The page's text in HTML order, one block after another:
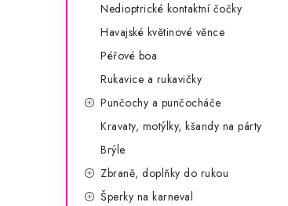
Nedioptrické kontaktní čočky
Havajské květinové věnce
Péřové boa
Rukavice a rukavičky
Punčochy a punčocháče
Kravaty, motýlky, kšandy na párty
Brýle
Zbraně, doplňky do rukou
Šperky na karneval